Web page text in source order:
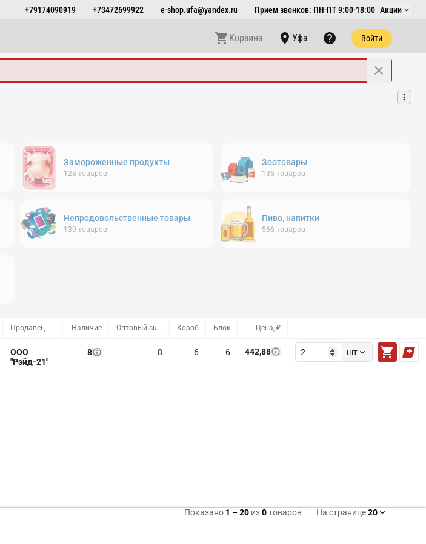
+79174090919 +73472699922 e-shop.ufa@yandex.ru Прием звонков: ПН-ПТ 9:00-18:00 Акции
Корзина Уфа Войти
Замороженные продукты
128 товаров
Зоотовары
135 товаров
Непродовольственные товары
139 товаров
Пиво, напитки
566 товаров
Продавец Наличие Оптовый склад Короб Блок Цена, ₽
ООО
"Рэйд-21"
8 8 6 6 442,88 шт
Показано 1 –20 из0товаров На странице20